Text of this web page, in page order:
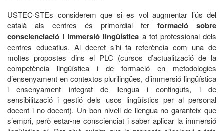
USTEC·STEs considerem que si es vol augmentar l’ús del
català als centres és primordial fer formació sobre
conscienciació i immersió lingüística a tot professional dels
centres educatius. Al decret s’hi fa referència com una de
moltes propostes dins el PLC (cursos d’actualització de la
competència lingüística i de formació en metodologies
d’ensenyament en contextos plurilingües, d’immersió lingüística
i ensenyament integrat de llengua i continguts, i de
sensibilització i gestió dels usos lingüístics per al personal
docent i no docent). Un bon nivell de llengua no garanteix que
s’empri, però estar-ne conscienciat i saber aplicar la immersió